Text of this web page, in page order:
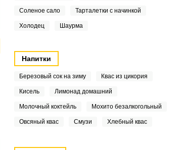
Соленое сало Тарталетки с начинкой
Холодец Шаурма
Напитки
Березовый сок на зиму Квас из цикория
Кисель Лимонад домашний
Молочный коктейль Мохито безалкогольный
Овсяный квас Смузи Хлебный квас